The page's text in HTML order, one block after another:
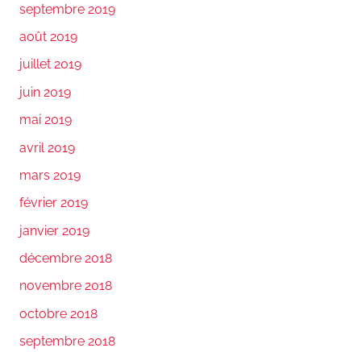
septembre 2019
août 2019
juillet 2019
juin 2019
mai 2019
avril 2019
mars 2019
février 2019
janvier 2019
décembre 2018
novembre 2018
octobre 2018
septembre 2018